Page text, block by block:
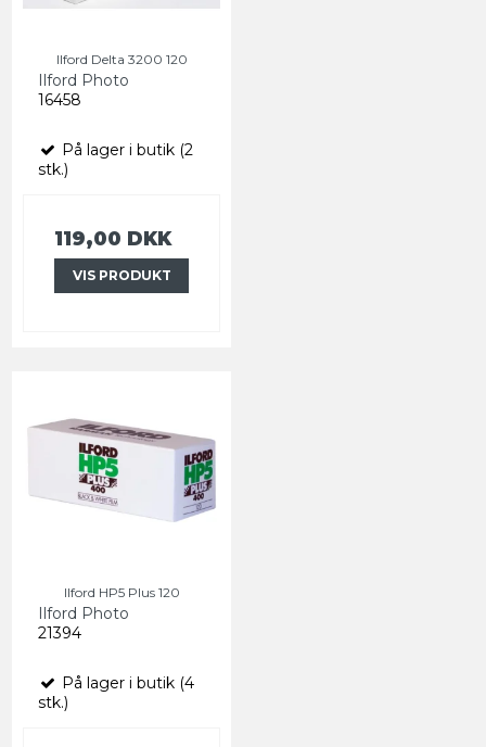
Ilford Delta 3200 120
Ilford Photo
16458
På lager i butik (2
stk.)
119,00 DKK
VIS PRODUKT
Ilford HP5 Plus 120
Ilford Photo
21394
På lager i butik (4
stk.)